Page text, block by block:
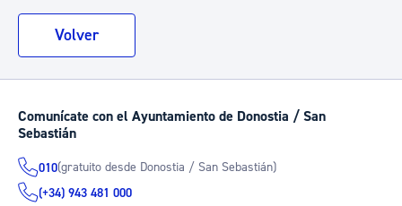
Volver
Comunícate con el Ayuntamiento de Donostia / San
Sebastián
010(gratuito desde Donostia / San Sebastián)
(+34) 943 481 000